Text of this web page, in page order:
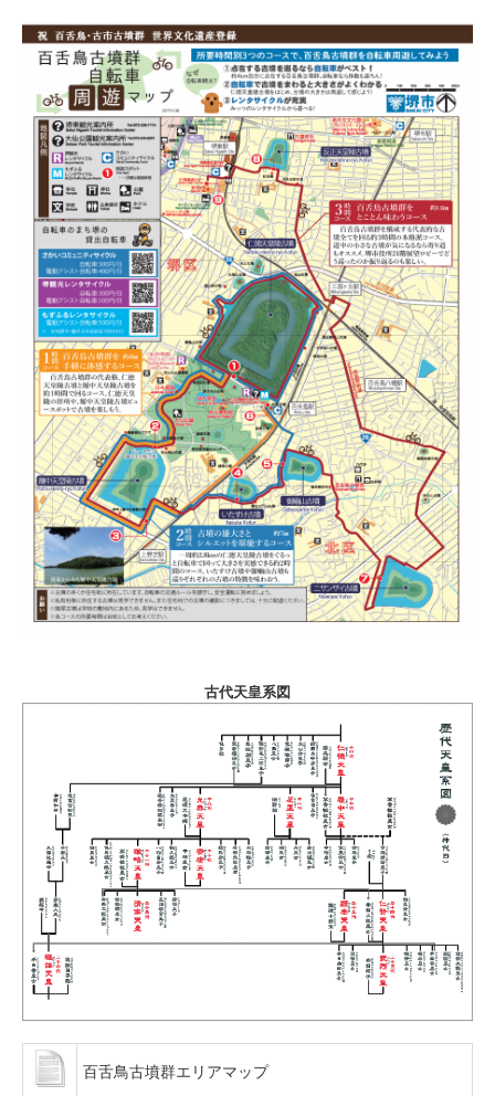
古代天皇系図
百舌鳥古墳群エリアマップ